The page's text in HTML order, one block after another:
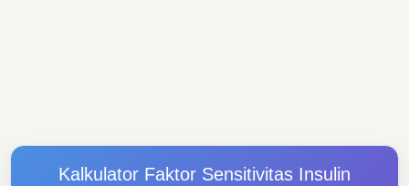
Kalkulator Faktor Sensitivitas Insulin